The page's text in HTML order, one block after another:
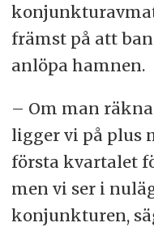
främst på att
anlöpa hamnen.
– Om man
ligger vi på plus
första kvartalet
men vi ser i
konjunkturen,